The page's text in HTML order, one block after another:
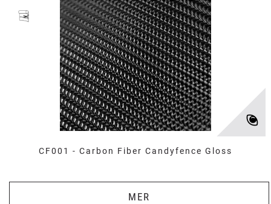
CF001 - Carbon Fiber Candyfence Gloss
MER